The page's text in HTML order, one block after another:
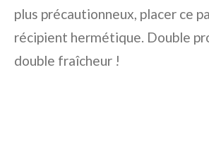
plus précautionneux, placer ce
récipient hermétique. Double
double fraîcheur !